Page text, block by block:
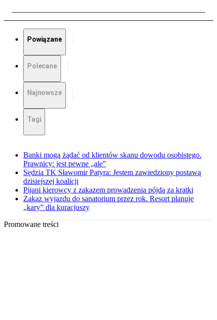
Powiązane
Polecane
Najnowsze
Tagi
Banki mogą żądać od klientów skanu dowodu osobistego.
Prawnicy: jest pewne „ale”
Sędzia TK Sławomir Patyra: Jestem zawiedziony postawą
dzisiejszej koalicji
Pijani kierowcy z zakazem prowadzenia pójdą za kratki
Zakaz wyjazdu do sanatorium przez rok. Resort planuje
„kary” dla kuracjuszy
Promowane treści